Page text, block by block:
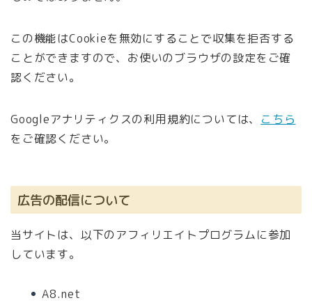
この機能はCookieを無効にすることで収集を拒否する
ことができますので、お使いのブラウザの設定をご確
認ください。
Googleアナリティクスの利用規約については、 こちら
をご確認ください。
広告の配信について
当サイトは、以下のアフィリエイトプログラムに参加
しています。
A8.net